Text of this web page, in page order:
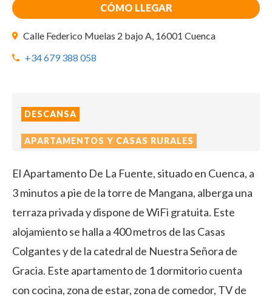
CÓMO LLEGAR
Calle Federico Muelas 2 bajo A, 16001 Cuenca
+34 679 388 058
DESCANSA
APARTAMENTOS Y CASAS RURALES
El Apartamento De La Fuente, situado en Cuenca, a
3 minutos a pie de la torre de Mangana, alberga una
terraza privada y dispone de WiFi gratuita. Este
alojamiento se halla a 400 metros de las Casas
Colgantes y de la catedral de Nuestra Señora de
Gracia. Este apartamento de 1 dormitorio cuenta
con cocina, zona de estar, zona de comedor, TV de